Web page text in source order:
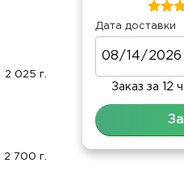
2 025 г.
2 700 г.
Дата доставки
Заказ за 12